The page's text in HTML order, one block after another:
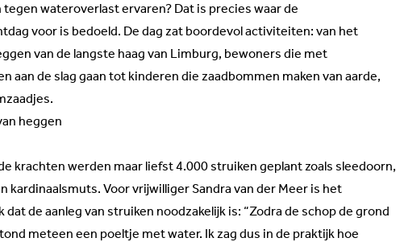
wateroverlast ervaren? Dat is precies waar de
voor is bedoeld. De dag zat boordevol activiteiten: van het
van de langste haag van Limburg, bewoners die met
aan de slag gaan tot kinderen die zaadbommen maken van aarde,
heggen
krachten werden maar liefst 4.000 struiken geplant zoals sleedoorn,
kardinaalsmuts. Voor vrijwilliger Sandra van der Meer is het
dat de aanleg van struiken noodzakelijk is: “Zodra de schop de grond
meteen een poeltje met water. Ik zag dus in de praktijk hoe